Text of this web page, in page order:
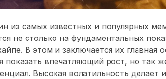
из самых известных и популярных
не столько на фундаментальных
В этом и заключается их главная
показать впечатляющий рост, но так
Высокая волатильность делает